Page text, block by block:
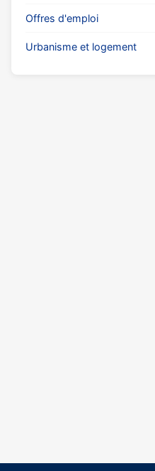
Offres d'emploi
Urbanisme et logement